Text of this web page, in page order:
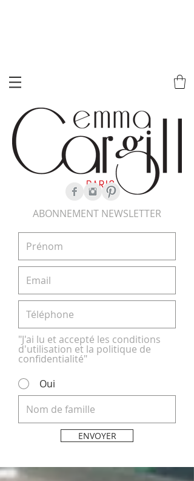
ABONNEMENT NEWSLETTER
"J'ai lu et accepté les conditions
d'utilisation et la politique de
confidentialité"
Oui
ENVOYER